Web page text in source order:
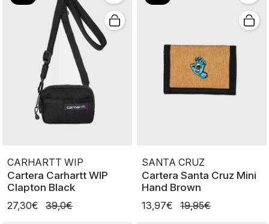
CARHARTT WIP
Cartera Carhartt WIP
Clapton Black
27,30€
39,0€
SANTA CRUZ
Cartera Santa Cruz Mini
Hand Brown
13,97€
19,95€